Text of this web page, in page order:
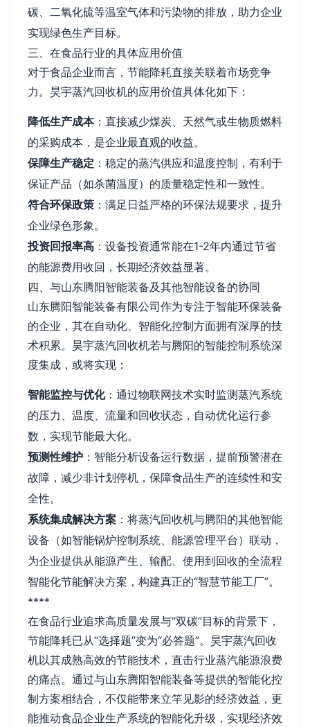
碳、二氧化硫等温室气体和污染物的排放，助力企业
实现绿色生产目标。
三、在食品行业的具体应用价值
对于食品企业而言，节能降耗直接关联着市场竞争
力。昊宇蒸汽回收机的应用价值具体化如下：
降低生产成本：直接减少煤炭、天然气或生物质燃料
的采购成本，是企业最直观的收益。
保障生产稳定 ：稳定的蒸汽供应和温度控制，有利于
保证产品（如杀菌温度）的质量稳定性和一致性。
符合环保政策 ：满足日益严格的环保法规要求，提升
企业绿色形象。
投资回报率高 ：设备投资通常能在1-2年内通过节省
的能源费用收回，长期经济效益显著。
四、与山东腾阳智能装备及其他智能设备的协同
山东腾阳智能装备有限公司作为专注于智能环保装备
的企业，其在自动化、智能化控制方面拥有深厚的技
术积累。昊宇蒸汽回收机若与腾阳的智能控制系统深
度集成，或将实现：
智能监控与优化：通过物联网技术实时监测蒸汽系统
的压力、温度、流量和回收状态，自动优化运行参
数，实现节能最大化。
预测性维护 ：智能分析设备运行数据，提前预警潜在
故障，减少非计划停机，保障食品生产的连续性和安
全性。
系统集成解决方案 ：将蒸汽回收机与腾阳的其他智能
设备（如智能锅炉控制系统、能源管理平台）联动，
为企业提供从能源产生、输配、使用到回收的全流程
智能化节能解决方案，构建真正的“智慧节能工厂”。
****
在食品行业追求高质量发展与“双碳”目标的背景下，
节能降耗已从“选择题”变为“必答题”。昊宇蒸汽回收
机以其成熟高效的节能技术，直击行业蒸汽能源浪费
的痛点。通过与山东腾阳智能装备等提供的智能化控
制方案相结合，不仅能带来立竿见影的经济效益，更
能推动食品企业生产系统的智能化升级，实现经济效